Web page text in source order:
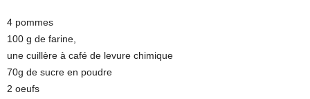
4 pommes
100 g de farine,
une cuillère à café de levure chimique
70g de sucre en poudre
2 oeufs